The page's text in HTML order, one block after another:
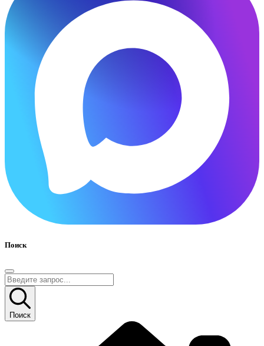
Поиск
Поиск